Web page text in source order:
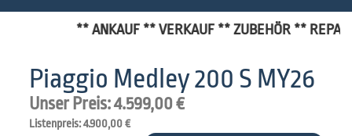
** ANKAUF ** VERKAUF ** ZUBEHÖR **
Piaggio Medley 200 S MY26
Unser Preis: 4.599,00 €
Listenpreis: 4.900,00 €